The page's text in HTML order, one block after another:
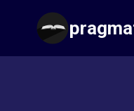
содержимому